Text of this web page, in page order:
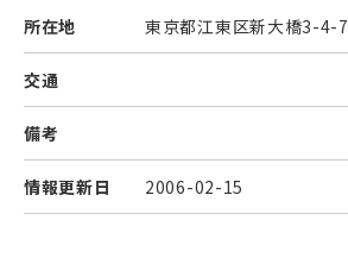
所在地 東京都江東区新大橋3-4-7
交通
備考
情報更新日 2006-02-15